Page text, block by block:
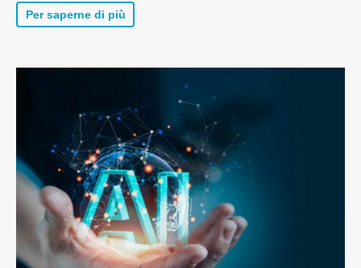
Per saperne di più
Prodotti caldi
Sensore R290
Sensore R454B
Sensore R32
Sensore R410
Sensore R454B